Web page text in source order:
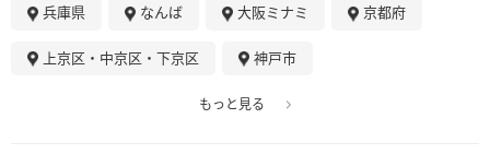
兵庫県 なんば 大阪ミナミ 京都府
上京区・中京区・下京区 神戸市
もっと見る